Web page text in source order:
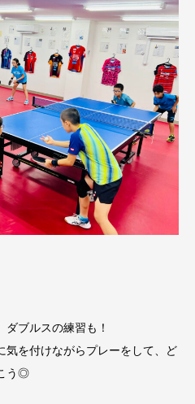
ブルスの練習も！
気を付けながらプレーをして、ど
う◎